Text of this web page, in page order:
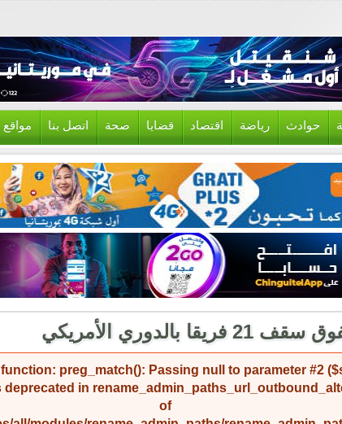
حوادث رياضة اقتصاد قضايا صحة اتصل بنا مواقع
بالدوري الأمريكي
function: preg_match(): Passing null to parameter #2
deprecated in
of